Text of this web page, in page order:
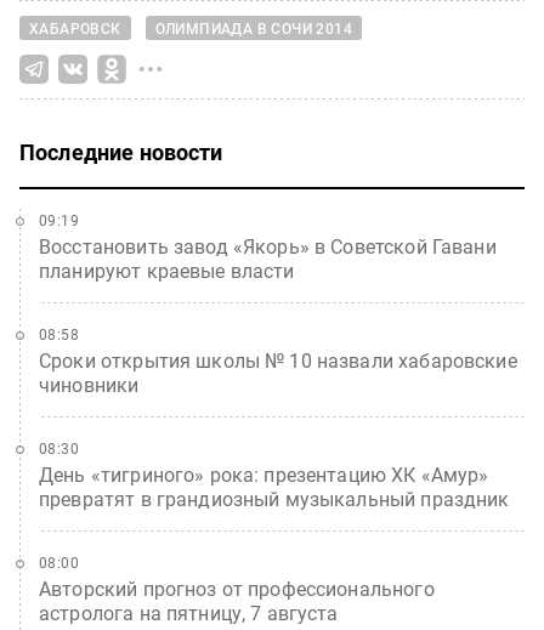
ХАБАРОВСК ОЛИМПИАДА В СОЧИ 2014
Последние новости
Восстановить завод «Якорь» в Советской Гавани
планируют краевые власти
09:19
Сроки открытия школы № 10 назвали хабаровские
чиновники
08:58
День «тигриного» рока: презентацию ХК «Амур»
превратят в грандиозный музыкальный праздник
08:30
Авторский прогноз от профессионального
астролога на пятницу, 7 августа
08:00